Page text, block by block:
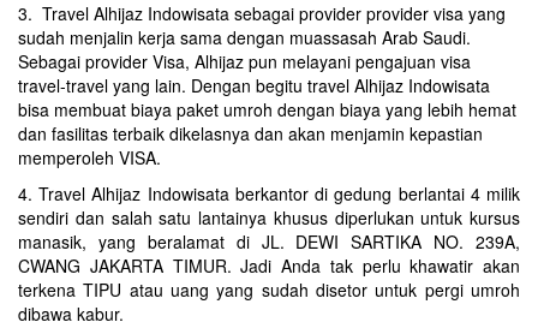
3. Travel Alhijaz Indowisata sebagai provider provider visa yang
sudah menjalin kerja sama dengan muassasah Arab Saudi.
Sebagai provider Visa, Alhijaz pun melayani pengajuan visa
travel-travel yang lain. Dengan begitu travel Alhijaz Indowisata
bisa membuat biaya paket umroh dengan biaya yang lebih hemat
dan fasilitas terbaik dikelasnya dan akan menjamin kepastian
memperoleh VISA.
4. Travel Alhijaz Indowisata berkantor di gedung berlantai 4 milik
sendiri dan salah satu lantainya khusus diperlukan untuk kursus
manasik, yang beralamat di JL. DEWI SARTIKA NO. 239A,
CWANG JAKARTA TIMUR. Jadi Anda tak perlu khawatir akan
terkena TIPU atau uang yang sudah disetor untuk pergi umroh
dibawa kabur.